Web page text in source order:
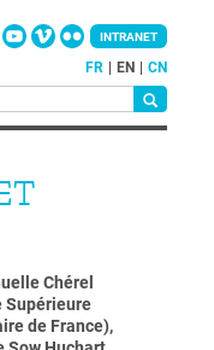
FR EN CN
INTRANET
Chérel
Supérieure
de France),